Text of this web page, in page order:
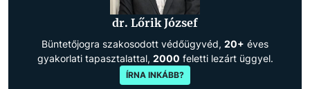
dr. Lőrik József
Büntetőjogra szakosodott védőügyvéd, 20+ éves
gyakorlati tapasztalattal, 2000 feletti lezárt üggyel.
ÍRNA INKÁBB?